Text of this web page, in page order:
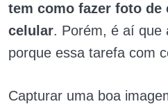
tem como fazer foto
celular. Porém, é aí que
porque essa tarefa com
Capturar uma boa